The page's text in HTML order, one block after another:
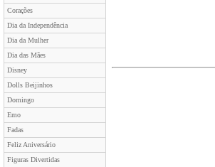
Corações
Dia da Independência
Dia da Mulher
Dia das Mães
Disney
Dolls Beijinhos
Domingo
Emo
Fadas
Feliz Aniversário
Figuras Divertidas